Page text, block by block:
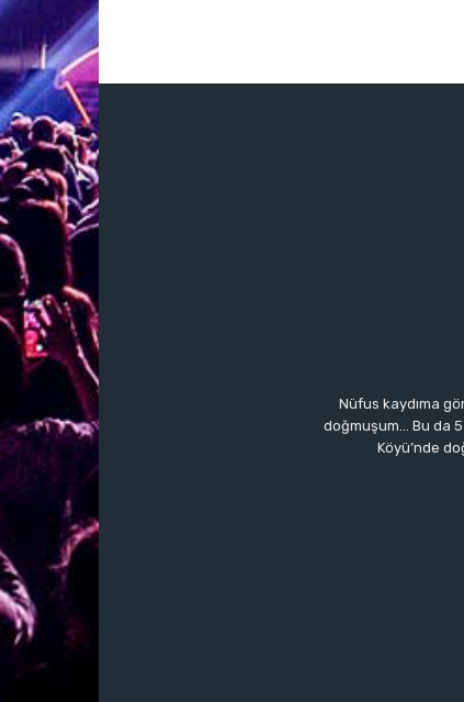
Nüfus kaydıma
doğmuşum… Bu da 5
Köyü’nde